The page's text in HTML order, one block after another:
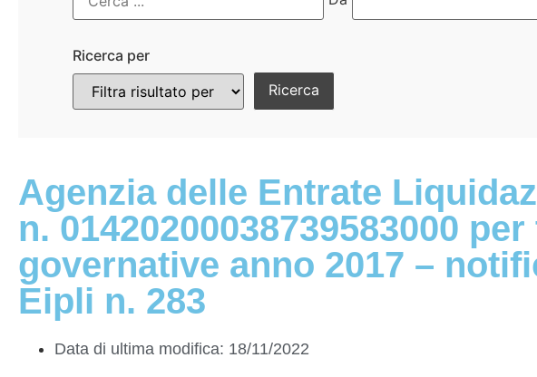
Ricerca per
Agenzia delle Entrate
n. 01420200038739583000
governative anno 2017 –
Eipli n. 283
Data di ultima modifica: 18/11/2022